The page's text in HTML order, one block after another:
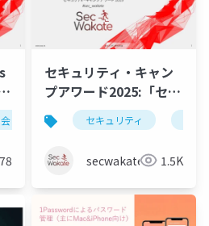
セキュリティ 広報
セキュリティ・キャン
プアワード2025:「セキ
ュリティ若手の会」コ
ミュニティ紹介資料
セキュリティ
secwakate 1.5K